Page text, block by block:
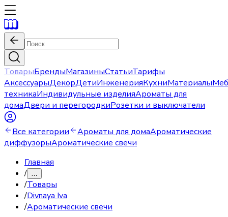
ТоварыБрендыМагазиныСтатьиТарифы
АксессуарыДекорДетиИнженерияКухниМатериалы
техникаИндивидульные изделияАроматы для
домаДвери и перегородкиРозетки и выключатели
Все категории Ароматы для домаАроматические
диффузорыАроматические свечи
Главная
/ …
/Товары
/Divnaya Iva
/Ароматические свечи